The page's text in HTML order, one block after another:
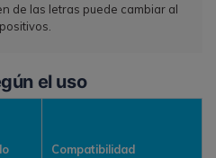
de las letras puede cambiar al
el uso
Compatibilidad